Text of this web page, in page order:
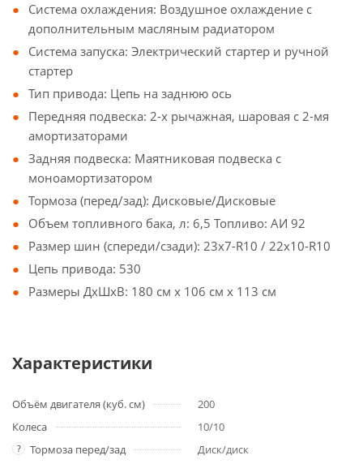
Система охлаждения: Воздушное охлаждение с
дополнительным масляным радиатором
Система запуска: Электрический стартер и ручной
стартер
Тип привода: Цепь на заднюю ось
Передняя подвеска: 2-х рычажная, шаровая с 2-мя
амортизаторами
Задняя подвеска: Маятниковая подвеска с
моноамортизатором
Тормоза (перед/зад): Дисковые/Дисковые
Объем топливного бака, л: 6,5 Топливо: АИ 92
Размер шин (спереди/сзади): 23х7-R10 / 22х10-R10
Цепь привода: 530
Размеры ДхШхВ: 180 см х 106 см х 113 см
Характеристики
Объём двигателя (куб. см)
200
Колеса
10/10
? Тормоза перед/зад
Диск/диск